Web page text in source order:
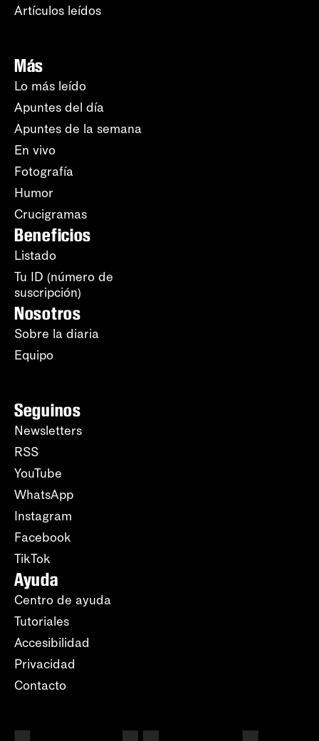
Artículos leídos
Más
Lo más leído
Apuntes del día
Apuntes de la semana
En vivo
Fotografía
Humor
Crucigramas
Beneficios
Listado
Tu ID (número de
suscripción)
Nosotros
Sobre la diaria
Equipo
Seguinos
Newsletters
RSS
YouTube
WhatsApp
Instagram
Facebook
TikTok
Ayuda
Centro de ayuda
Tutoriales
Accesibilidad
Privacidad
Contacto